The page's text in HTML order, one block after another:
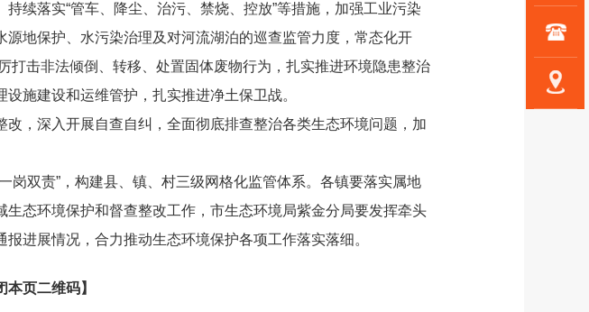
续落实“管车、降尘、治污、禁烧、控放”等措施，加强工业污染
地保护、水污染治理及对河流湖泊的巡查监管力度，常态化开
打击非法倾倒、转移、处置固体废物行为，扎实推进环境隐患整治
施建设和运维管护，扎实推进净土保卫战。
，深入开展自查自纠，全面彻底排查整治各类生态环境问题，加
岗双责”，构建县、镇、村三级网格化监管体系。各镇要落实属地
态环境保护和督查整改工作，市生态环境局紫金分局要发挥牵头
进展情况，合力推动生态环境保护各项工作落实落细。
本页二维码】